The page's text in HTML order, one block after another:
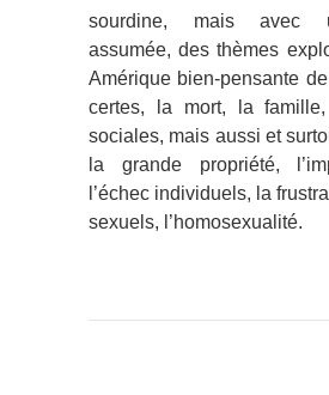
sourdine, mais avec
assumée, des thèmes
Amérique bien-pensante
certes, la mort, la
sociales, mais aussi et
la grande propriété,
l’échec individuels, la
sexuels, l’homosexualité.